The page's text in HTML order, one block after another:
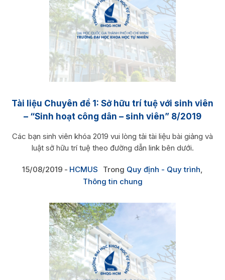
Tài liệu Chuyên đề 1: Sở hữu trí tuệ với sinh viên
– “Sinh hoạt công dân – sinh viên” 8/2019
Các bạn sinh viên khóa 2019 vui lòng tải tài liệu bài giảng và
luật sở hữu trí tuệ theo đường dẫn link bên dưới.
15/08/2019 HCMUS Trong Quy định - Quy trình,
Thông tin chung